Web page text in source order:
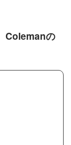
Colemanの